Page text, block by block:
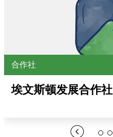
合作社
埃文斯顿发展合作社